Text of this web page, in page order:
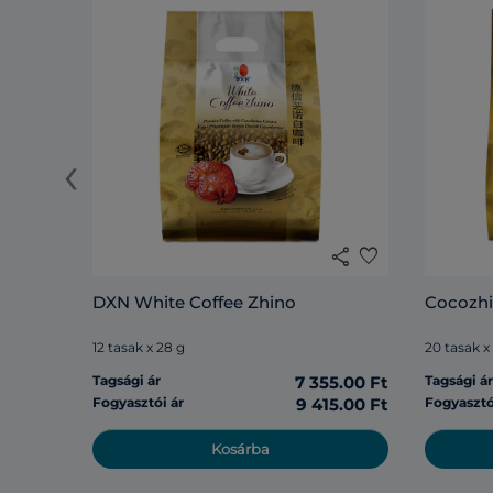
share favorite
DXN White Coffee Zhino
12 tasak x 28 g
Tagsági ár
7 355.00 Ft
Fogyasztói ár 9 415.00 Ft
Kosárba
Cocozhi
20 tasak x
Tagsági ár
‹